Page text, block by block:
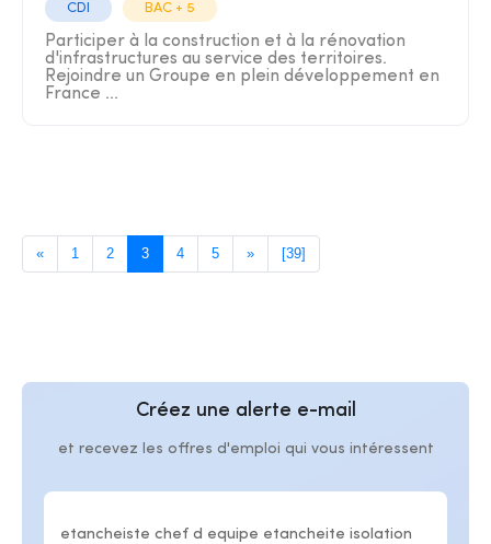
CDI BAC + 5
Participer à la construction et à la rénovation
d'infrastructures au service des territoires.
Rejoindre un Groupe en plein développement en
France ...
« 1 2 3 4 5 » [39]
Créez une alerte e-mail
et recevez les offres d'emploi qui vous intéressent